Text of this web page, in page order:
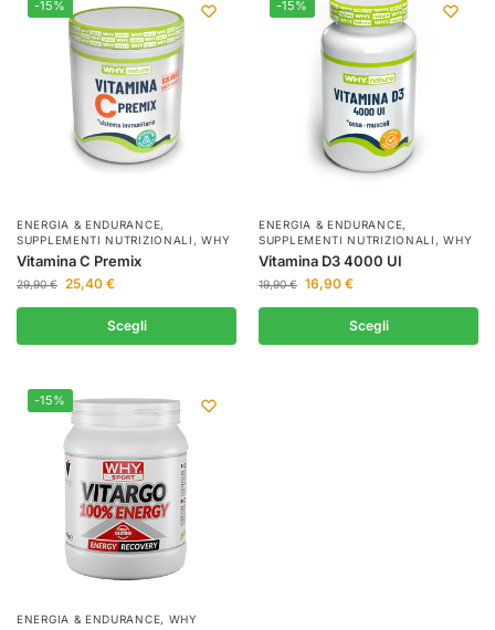
-15%
ENERGIA & ENDURANCE,
SUPPLEMENTI NUTRIZIONALI ,WHY
Vitamina C Premix
29,90€ 25,40 €
Scegli
-15%
ENERGIA & ENDURANCE,
SUPPLEMENTI NUTRIZIONALI ,WHY
Vitamina D3 4000 UI
19,90€ 16,90 €
Scegli
-15%
ENERGIA & ENDURANCE, WHY